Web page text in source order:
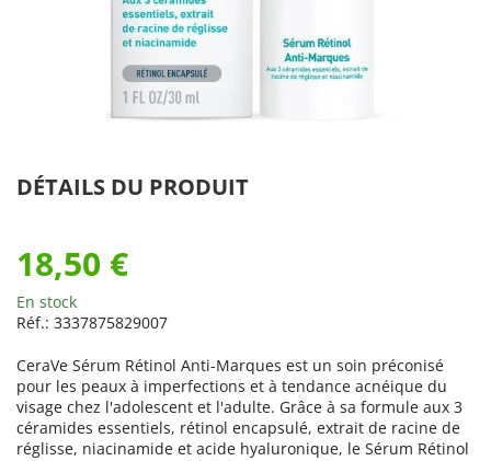
DÉTAILS DU PRODUIT
18,50 €
En stock
Réf.: 3337875829007
CeraVe Sérum Rétinol Anti-Marques est un soin préconisé
pour les peaux à imperfections et à tendance acnéique du
visage chez l'adolescent et l'adulte. Grâce à sa formule aux 3
céramides essentiels, rétinol encapsulé, extrait de racine de
réglisse, niacinamide et acide hyaluronique, le Sérum Rétinol